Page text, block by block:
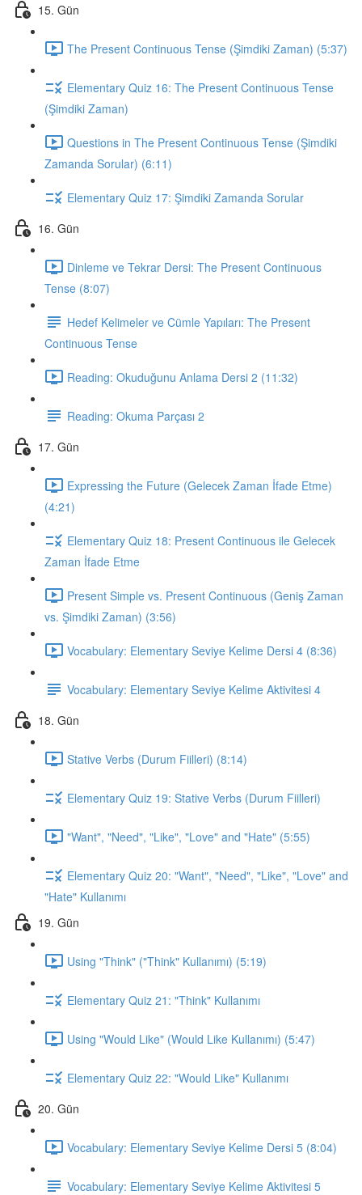
15. Gün
The Present Continuous Tense (Şimdiki Zaman) (5:37)
Elementary Quiz 16: The Present Continuous Tense
(Şimdiki Zaman)
Questions in The Present Continuous Tense (Şimdiki
Zamanda Sorular) (6:11)
Elementary Quiz 17: Şimdiki Zamanda Sorular
16. Gün
Dinleme ve Tekrar Dersi: The Present Continuous
Tense (8:07)
Hedef Kelimeler ve Cümle Yapıları: The Present
Continuous Tense
Reading: Okuduğunu Anlama Dersi 2 (11:32)
Reading: Okuma Parçası 2
17. Gün
Expressing the Future (Gelecek Zaman İfade Etme)
(4:21)
Elementary Quiz 18: Present Continuous ile Gelecek
Zaman İfade Etme
Present Simple vs. Present Continuous (Geniş Zaman
vs. Şimdiki Zaman) (3:56)
Vocabulary: Elementary Seviye Kelime Dersi 4 (8:36)
Vocabulary: Elementary Seviye Kelime Aktivitesi 4
18. Gün
Stative Verbs (Durum Fiilleri) (8:14)
Elementary Quiz 19: Stative Verbs (Durum Fiilleri)
"Want", "Need", "Like", "Love" and "Hate" (5:55)
Elementary Quiz 20: "Want", "Need", "Like", "Love" and
"Hate" Kullanımı
19. Gün
Using "Think" ("Think" Kullanımı) (5:19)
Elementary Quiz 21: "Think" Kullanımı
Using "Would Like" (Would Like Kullanımı) (5:47)
Elementary Quiz 22: "Would Like" Kullanımı
20. Gün
Vocabulary: Elementary Seviye Kelime Dersi 5 (8:04)
Vocabulary: Elementary Seviye Kelime Aktivitesi 5